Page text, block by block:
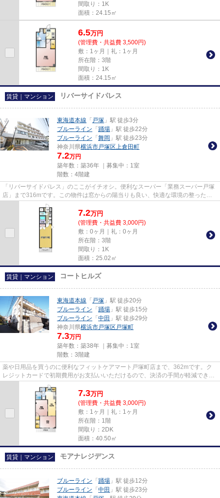
間取り：1K
面積：24.15㎡
6.5万円
(管理費・共益費 3,500円)
敷：1ヶ月｜礼：1ヶ月
所在階：3階
間取り：1K
面積：24.15㎡
賃貸｜マンション リバーサイドパレス
東海道本線 「 戸塚 」駅 徒歩3分
ブルーライン 「 踊場 」駅 徒歩22分
ブルーライン 「 舞岡 」駅 徒歩23分
神奈川県横浜市戸塚区上倉田町
7.2万円
築年数：築36年 ｜募集中： 1室
階数：4階建
「リバーサイドパレス」のここがイチオシ。便利なスーパー「業務スーパー戸塚
店」まで316mです。この物件は窓からの陽当りも良い、快適な環境の整った物
件です。こちらの物件はマンシ...
7.2万円
(管理費・共益費 3,000円)
敷：0ヶ月｜礼：0ヶ月
所在階：3階
間取り：1K
面積：25.02㎡
賃貸｜マンション コートヒルズ
東海道本線 「 戸塚 」駅 徒歩20分
ブルーライン 「 踊場 」駅 徒歩15分
ブルーライン 「 中田 」駅 徒歩29分
神奈川県横浜市戸塚区 戸塚町
7.3万円
築年数：築38年 ｜募集中： 1室
階数：3階建
薬や日用品を買うのに便利なフィットケアマート戸塚町店まで、362mです。ク
レジットカードで初期費用がお支払いいただけるので、決済の手間が軽減できま
す。暖かな陽射しが心地よい、...
7.3万円
(管理費・共益費 3,000円)
敷：1ヶ月｜礼：1ヶ月
所在階：1階
間取り：2DK
面積：40.50㎡
賃貸｜マンション モアナレジデンス
ブルーライン 「 踊場 」駅 徒歩12分
ブルーライン 「 中田 」駅 徒歩23分